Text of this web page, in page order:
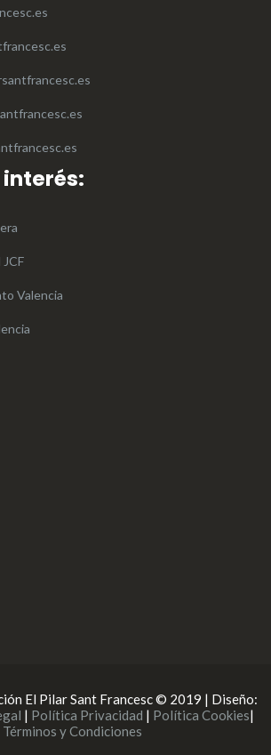
interés:
Valencia
El Pilar Sant Francesc © 2019 | Diseño:
| Política Privacidad | Política Cookies|
Términos y Condiciones